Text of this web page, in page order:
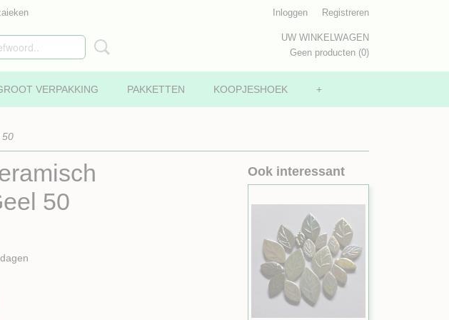
Inloggen Registreren
UW WINKELWAGEN
Geen producten (0)
VERPAKKING PAKKETTEN KOOPJESHOEK +
50
50
Ook interessant